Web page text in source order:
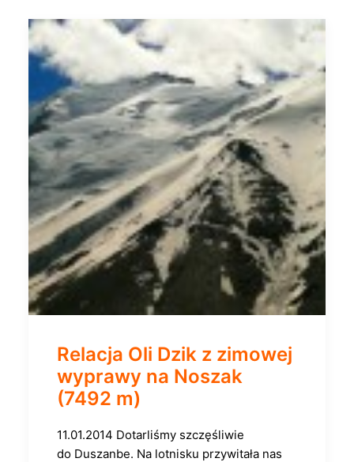
Relacja Oli Dzik z zimowej
wyprawy na Noszak
(7492 m)
11.01.2014 Dotarliśmy szczęśliwie
do Duszanbe. Na lotnisku przywitała nas